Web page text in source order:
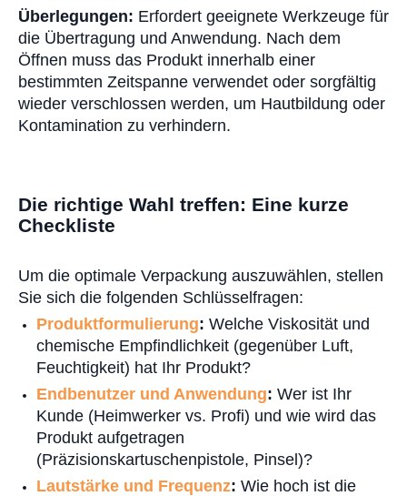
Überlegungen: Erfordert geeignete Werkzeuge für
die Übertragung und Anwendung. Nach dem
Öffnen muss das Produkt innerhalb einer
bestimmten Zeitspanne verwendet oder sorgfältig
wieder verschlossen werden, um Hautbildung oder
Kontamination zu verhindern.
Die richtige Wahl treffen: Eine kurze
Checkliste
Um die optimale Verpackung auszuwählen, stellen
Sie sich die folgenden Schlüsselfragen:
Produktformulierung: Welche Viskosität und
chemische Empfindlichkeit (gegenüber Luft,
Feuchtigkeit) hat Ihr Produkt?
Endbenutzer und Anwendung: Wer ist Ihr
Kunde (Heimwerker vs. Profi) und wie wird das
Produkt aufgetragen
(Präzisionskartuschenpistole, Pinsel)?
Lautstärke und Frequenz: Wie hoch ist die